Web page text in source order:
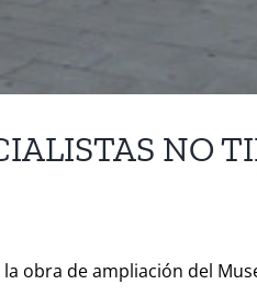
NO
obra de ampliación del